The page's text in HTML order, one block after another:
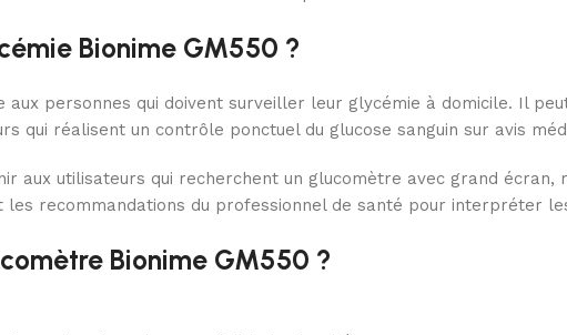
Bionime GM550 ?
aux personnes qui doivent surveiller leur glycémie à domicile. Il
qui réalisent un contrôle ponctuel du glucose sanguin sur avis
aux utilisateurs qui recherchent un glucomètre avec grand
recommandations du professionnel de santé pour interpréter
Bionime GM550 ?